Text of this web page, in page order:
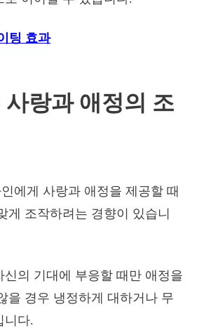
팅 효과
사랑과 애정의 조
에게 사랑과 애정을 제공할 때
게 조작하려는 경향이 있습니
신의 기대에 부응할 때만 애정을
을 경우 냉정하게 대하거나 무
니다.